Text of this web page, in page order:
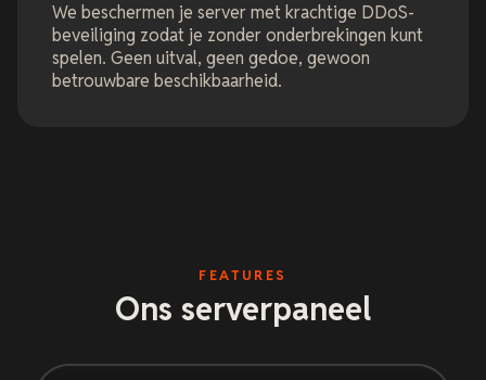
We beschermen je server met krachtige DDoS-
beveiliging zodat je zonder onderbrekingen kunt
spelen. Geen uitval, geen gedoe, gewoon
betrouwbare beschikbaarheid.
FEATURES
Ons serverpaneel